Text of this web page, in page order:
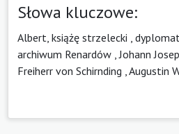
Słowa kluczowe:
Albert, książę strzelecki
archiwum Renardów ,Johann
Freiherr von Schirnding Augustin